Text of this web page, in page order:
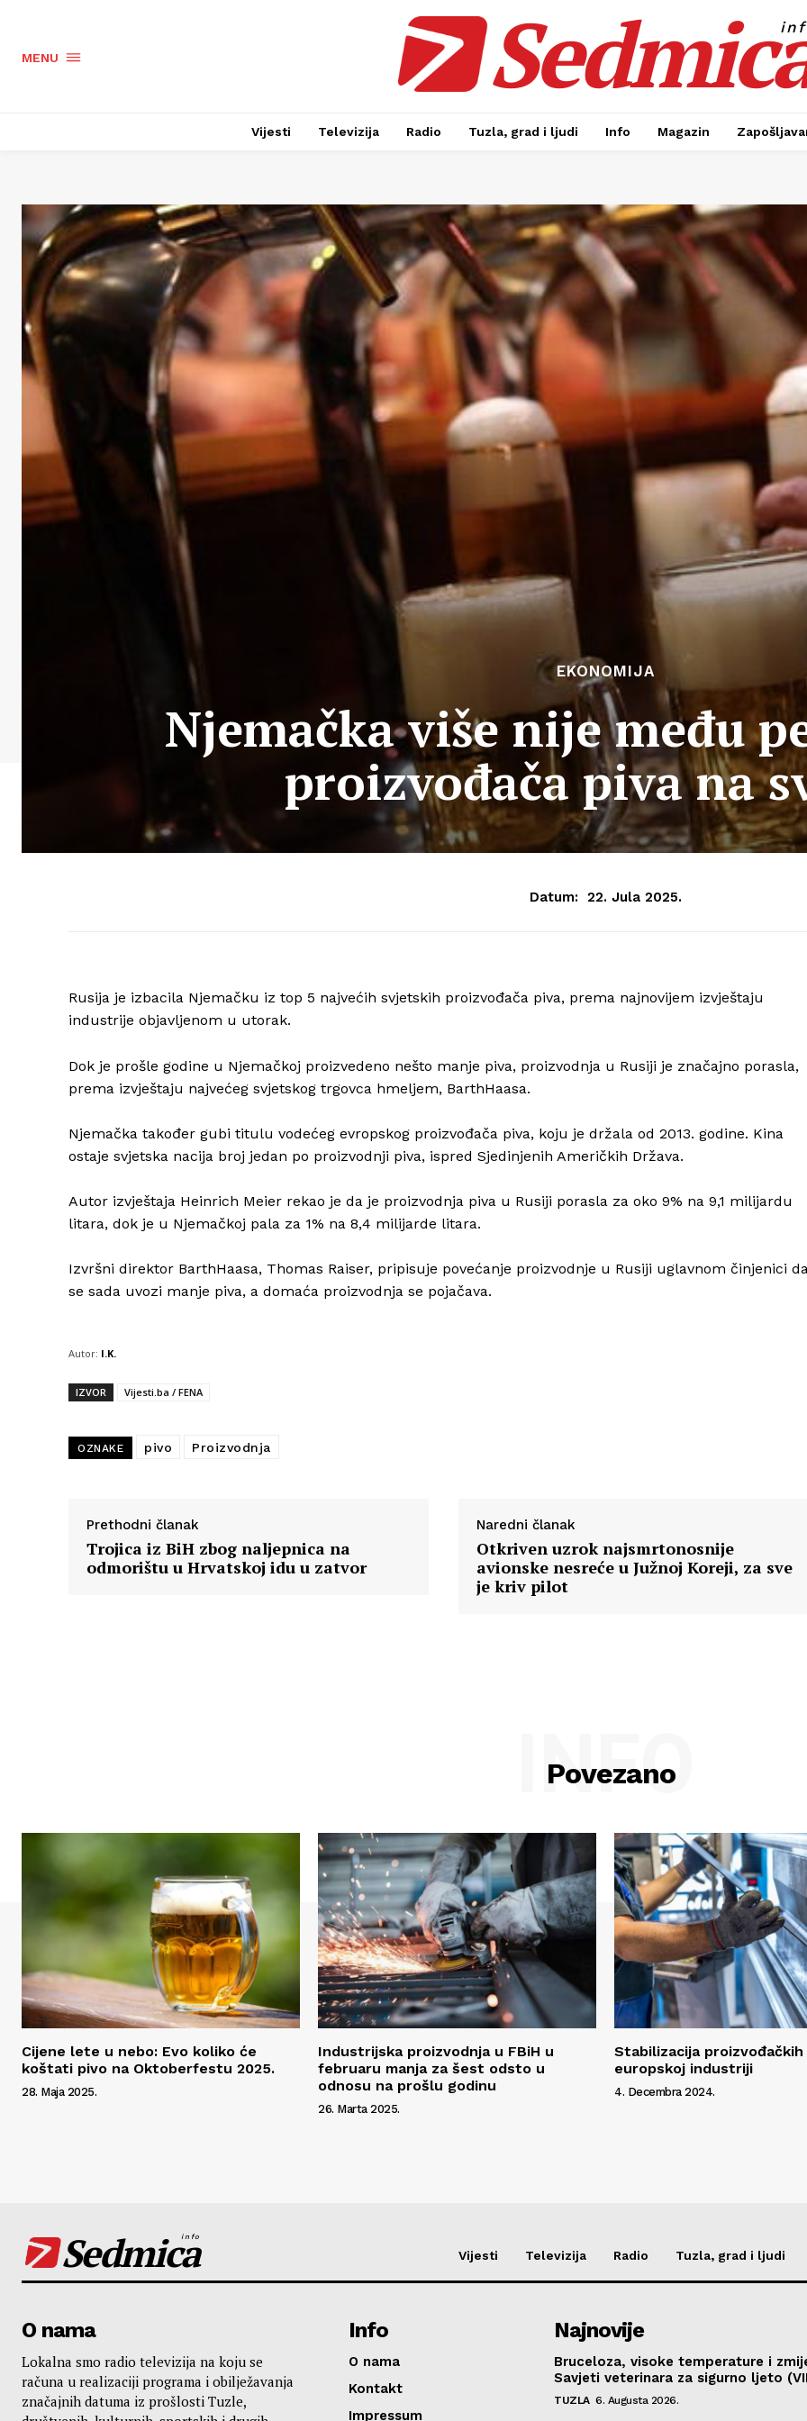
Info
MENU
Vijesti Televizija Radio Tuzla, grad i ljudi Info Magazin
EKONOMIJA
Njemačka više nije među
proizvođača piva na
Datum: 22. Jula 2025.
Rusija je izbacila Njemačku iz top 5 najvećih svjetskih proizvođača piva, prema najnovijem izvještaju
industrije objavljenom u utorak.
Dok je prošle godine u Njemačkoj proizvedeno nešto manje piva, proizvodnja u Rusiji je značajno porasla,
prema izvještaju najvećeg svjetskog trgovca hmeljem, BarthHaasa.
Njemačka također gubi titulu vodećeg evropskog proizvođača piva, koju je držala od 2013. godine. Kina
ostaje svjetska nacija broj jedan po proizvodnji piva, ispred Sjedinjenih Američkih Država.
Autor izvještaja Heinrich Meier rekao je da je proizvodnja piva u Rusiji porasla za oko 9% na 9,1 milijardu
litara, dok je u Njemačkoj pala za 1% na 8,4 milijarde litara.
Izvršni direktor BarthHaasa, Thomas Raiser, pripisuje povećanje proizvodnje u Rusiji uglavnom činjenici
se sada uvozi manje piva, a domaća proizvodnja se pojačava.
Autor: I.K.
IZVOR Vijesti.ba / FENA
OZNAKE pivo Proizvodnja
Prethodni članak
Trojica iz BiH zbog naljepnica na
odmorištu u Hrvatskoj idu u zatvor
Naredni članak
Otkriven uzrok najsmrtonosnije
avionske nesreće u Južnoj Koreji, za sve
je kriv pilot
Povezano
INFO
Cijene lete u nebo: Evo koliko će
koštati pivo na Oktoberfestu 2025.
28. Maja 2025.
Industrijska proizvodnja u FBiH u
februaru manja za šest odsto u
odnosu na prošlu godinu
26. Marta 2025.
Stabilizacija proizvođačkih
europskoj industriji
4. Decembra 2024.
Sedmica
info
Vijesti Televizija Radio Tuzla, grad i ljudi
O nama
Lokalna smo radio televizija na koju se
računa u realizaciji programa i obilježavanja
značajnih datuma iz prošlosti Tuzle,
Info
O nama
Kontakt
Impressum
Najnovije
Bruceloza, visoke temperature i
Savjeti veterinara za sigurno ljeto
TUZLA 6. Augusta 2026.